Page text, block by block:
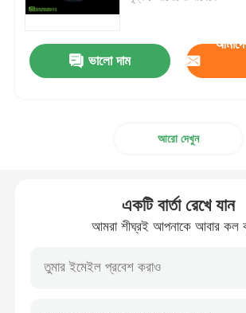
MSM পাইকারি
MSM Glucosamine Chondroitin
ভালো দাম
আরো দেখুন
একটি বার্তা রেখে যান
আমরা শীঘ্রই আপনাকে আবার কল